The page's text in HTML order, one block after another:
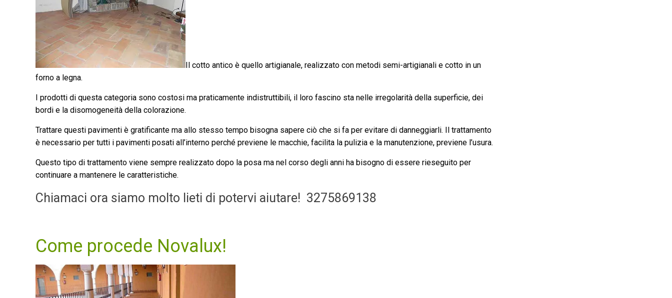
Il cotto antico è quello artigianale, realizzato con metodi semi-artigianali e cotto in un
forno a legna.
I prodotti di questa categoria sono costosi ma praticamente indistruttibili, il loro fascino sta nelle irregolarità della superficie, dei
bordi e la disomogeneità della colorazione.
Trattare questi pavimenti è gratificante ma allo stesso tempo bisogna sapere ciò che si fa per evitare di danneggiarli. Il trattamento
è necessario per tutti i pavimenti posati all’interno perché previene le macchie, facilita la pulizia e la manutenzione, previene l’usura.
Questo tipo di trattamento viene sempre realizzato dopo la posa ma nel corso degli anni ha bisogno di essere rieseguito per
continuare a mantenere le caratteristiche.
Chiamaci ora siamo molto lieti di potervi aiutare! 3275869138
Come procede Novalux!